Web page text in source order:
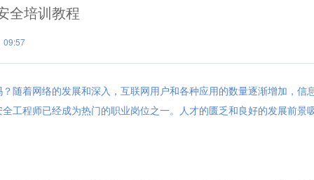
全培训教程
09:57
随着网络的发展和深入，互联网用户和各种应用的数量逐渐增加，信
工程师已经成为热门的职业岗位之一。人才的匮乏和良好的发展前景